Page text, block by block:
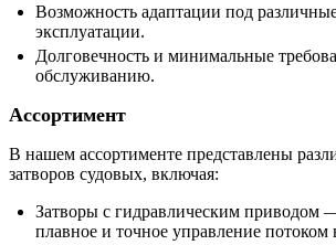
Возможность адаптации под
эксплуатации.
Долговечность и минимальные
обслуживанию.
Ассортимент
В нашем ассортименте представлены
затворов судовых, включая:
Затворы с гидравлическим приводом
плавное и точное управление потоком